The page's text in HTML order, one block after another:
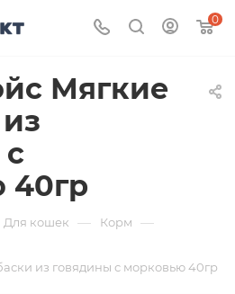
0
Мягкие
40гр
Для кошек — Корм —
из говядины с морковью 40гр